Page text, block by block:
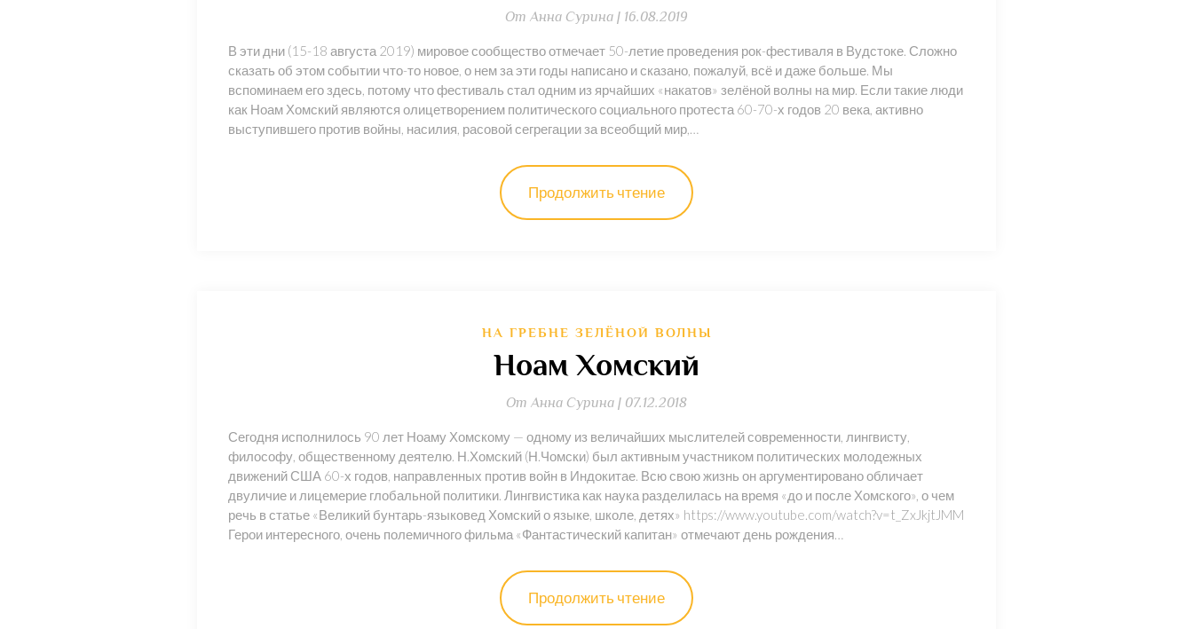
От Анна Сурина | 16.08.2019
В эти дни (15-18 августа 2019) мировое сообщество отмечает 50-летие проведения рок-фестиваля в Вудстоке. Сложно
сказать об этом событии что-то новое, о нем за эти годы написано и сказано, пожалуй, всё и даже больше. Мы
вспоминаем его здесь, потому что фестиваль стал одним из ярчайших «накатов» зелёной волны на мир. Если такие люди
как Ноам Хомский являются олицетворением политического социального протеста 60-70-х годов 20 века, активно
выступившего против войны, насилия, расовой сегрегации за всеобщий мир,…
Продолжить чтение
НА ГРЕБНЕ ЗЕЛЁНОЙ ВОЛНЫ
Ноам Хомский
От Анна Сурина | 07.12.2018
Сегодня исполнилось 90 лет Ноаму Хомскому — одному из величайших мыслителей современности, лингвисту,
философу, общественному деятелю. Н.Хомский (Н.Чомски) был активным участником политических молодежных
движений США 60-х годов, направленных против войн в Индокитае. Всю свою жизнь он аргументировано обличает
двуличие и лицемерие глобальной политики. Лингвистика как наука разделилась на время «до и после Хомского», о чем
речь в статье «Великий бунтарь-языковед Хомский о языке, школе, детях» https://www.youtube.com/watch?v=t_ZxJkjtJMM
Герои интересного, очень полемичного фильма «Фантастический капитан» отмечают день рождения…
Продолжить чтение